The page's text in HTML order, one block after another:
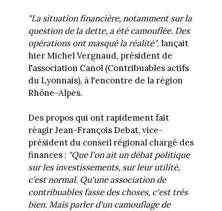
"La situation financière, notamment sur la
question de la dette, a été camouflée. Des
opérations ont masqué la réalité", lançait
hier Michel Vergnaud, président de
l'association Canol (Contribuables actifs
du Lyonnais), à l'encontre de la région
Rhône-Alpes.
Des propos qui ont rapidement fait
réagir Jean-François Debat, vice-
président du conseil régional chargé des
finances : "Que l'on ait un débat politique
sur les investissements, sur leur utilité,
c’est normal. Qu'une association de
contribuables fasse des choses, c'est très
bien. Mais parler d'un camouflage de